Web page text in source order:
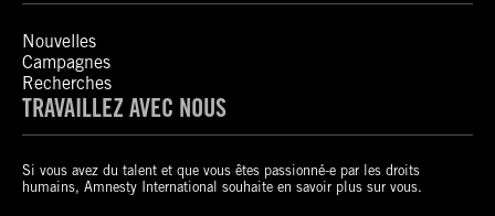
Nouvelles
Campagnes
Recherches
TRAVAILLEZ AVEC NOUS
Si vous avez du talent et que vous êtes passionné-e par les droits
humains, Amnesty International souhaite en savoir plus sur vous.